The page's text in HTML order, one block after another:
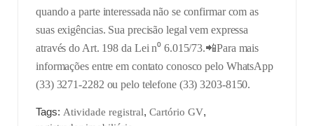
quando a parte interessada não se confirmar com as
suas exigências. Sua precisão legal vem expressa
através do Art. 198 da Lei n⁰ 6.015/73.📲Para mais
informações entre em contato conosco pelo WhatsApp
(33) 3271-2282 ou pelo telefone (33) 3203-8150.
Tags: Atividade registral, Cartório GV,